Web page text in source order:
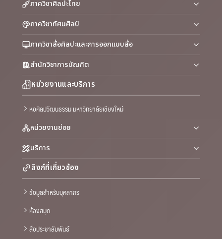
ภาควิชาศิลปะไทย
ภาควิชาทัศนศิลป์
ภาควิชาสื่อศิลปะและการออกแบบสื่อ
สำนักวิชาการบัณฑิต
หน่วยงานและบริการ
หอศิลปวัฒนธรรม มหาวิทยาลัยเชียงใหม่
หน่วยงานย่อย
บริการ
ลิงก์ที่เกี่ยวข้อง
ข้อมูลสำหรับบุคลากร
ห้องสมุด
สื่อประชาสัมพันธ์